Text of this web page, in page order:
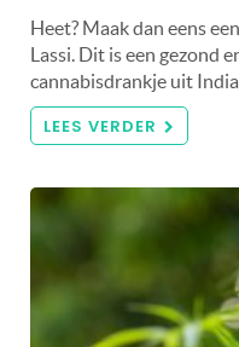
Heet? Maak dan eens
Lassi. Dit is een gezond
cannabisdrankje uit
LEES VERDER